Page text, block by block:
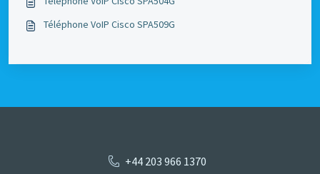
Téléphone VoIP Cisco SPA509G
+44 203 966 1370